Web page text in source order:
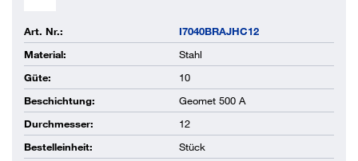
Art. Nr.:
I7040BRAJHC12
Material:
Stahl
Güte:
10
Beschichtung:
Geomet 500 A
Durchmesser:
12
Bestelleinheit:
Stück